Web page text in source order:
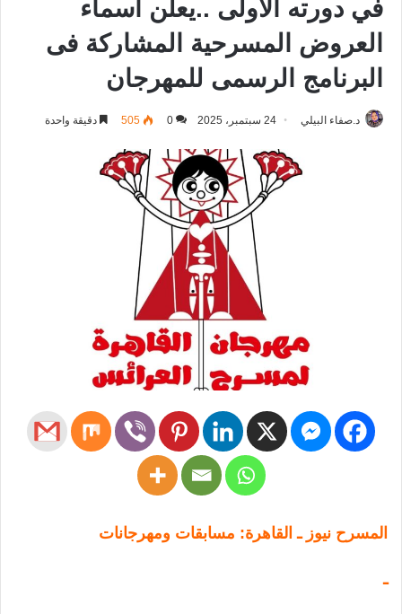
في دورته الأولى ..يعلن أسماء
العروض المسرحية المشاركة فى
البرنامج الرسمى للمهرجان
د.صفاء البيلي 24 سبتمبر، 2025 0
505 دقيقة واحدة
المسرح نيوز ـ القاهرة: مسابقات ومهرجانات
ـ